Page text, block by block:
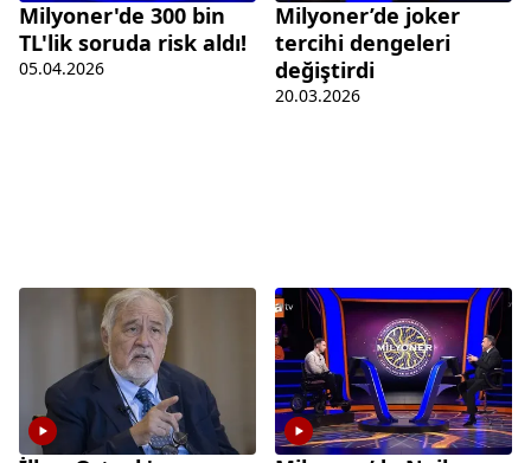
Milyoner'de 300 bin
TL'lik soruda risk aldı!
05.04.2026
Milyoner’de joker
tercihi dengeleri
değiştirdi
20.03.2026